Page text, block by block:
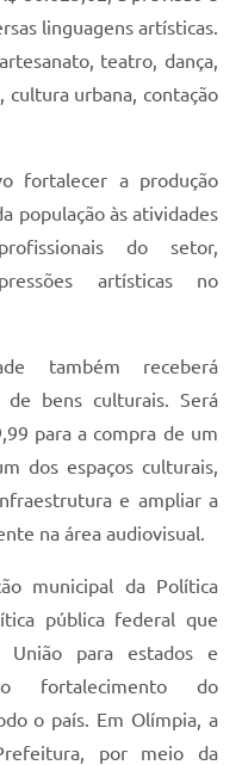
linguagens artísticas.
teatro, dança,
cultura urbana, contação
fortalecer a produção
população às atividades
do setor,
artísticas no
também receberá
de bens culturais. Será
para a compra de um
dos espaços culturais,
e ampliar a
na área audiovisual.
municipal da Política
pública federal que
União para estados e
fortalecimento do
o país. Em Olímpia, a
por meio da